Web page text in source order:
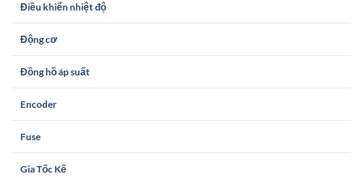
Điều khiển nhiệt độ
Động cơ
Đồng hồ áp suất
Encoder
Fuse
Gia Tốc Kế